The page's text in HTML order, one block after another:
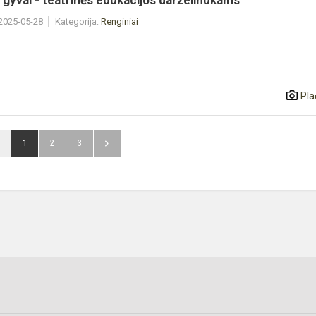
05-28 Kategorija: Renginiai
1 2 3